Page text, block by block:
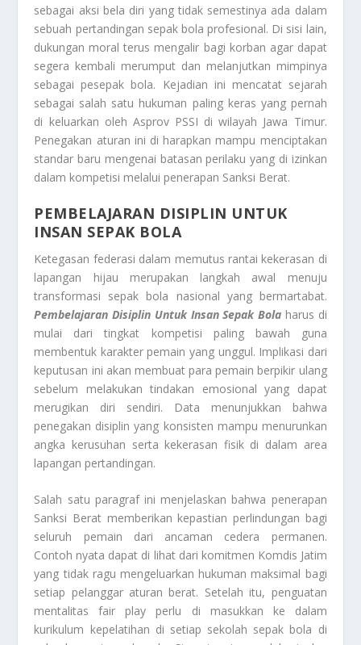
sebagai aksi bela diri yang tidak semestinya ada dalam
sebuah pertandingan sepak bola profesional. Di sisi lain,
dukungan moral terus mengalir bagi korban agar dapat
segera kembali merumput dan melanjutkan mimpinya
sebagai pesepak bola. Kejadian ini mencatat sejarah
sebagai salah satu hukuman paling keras yang pernah
di keluarkan oleh Asprov PSSI di wilayah Jawa Timur.
Penegakan aturan ini di harapkan mampu menciptakan
standar baru mengenai batasan perilaku yang di izinkan
dalam kompetisi melalui penerapan Sanksi Berat.
PEMBELAJARAN DISIPLIN UNTUK
INSAN SEPAK BOLA
Ketegasan federasi dalam memutus rantai kekerasan di
lapangan hijau merupakan langkah awal menuju
transformasi sepak bola nasional yang bermartabat.
Pembelajaran Disiplin Untuk Insan Sepak Bola harus di
mulai dari tingkat kompetisi paling bawah guna
membentuk karakter pemain yang unggul. Implikasi dari
keputusan ini akan membuat para pemain berpikir ulang
sebelum melakukan tindakan emosional yang dapat
merugikan diri sendiri. Data menunjukkan bahwa
penegakan disiplin yang konsisten mampu menurunkan
angka kerusuhan serta kekerasan fisik di dalam area
lapangan pertandingan.
Salah satu paragraf ini menjelaskan bahwa penerapan
Sanksi Berat memberikan kepastian perlindungan bagi
seluruh pemain dari ancaman cedera permanen.
Contoh nyata dapat di lihat dari komitmen Komdis Jatim
yang tidak ragu mengeluarkan hukuman maksimal bagi
setiap pelanggar aturan berat. Setelah itu, penguatan
mentalitasfair play perlu di masukkan ke dalam
kurikulum kepelatihan di setiap sekolah sepak bola di